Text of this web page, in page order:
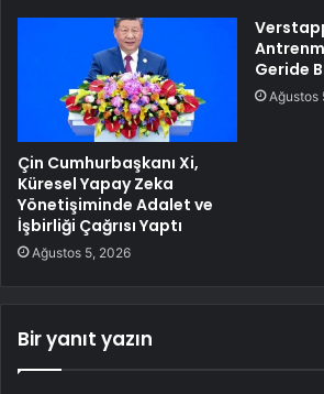
Çin Cumhurbaşkanı Xi,
Küresel Yapay Zeka
Yönetişiminde Adalet ve
İşbirliği Çağrısı Yaptı
Ağustos 5, 2026
Geride
Ağustos
Bir yanıt yazın